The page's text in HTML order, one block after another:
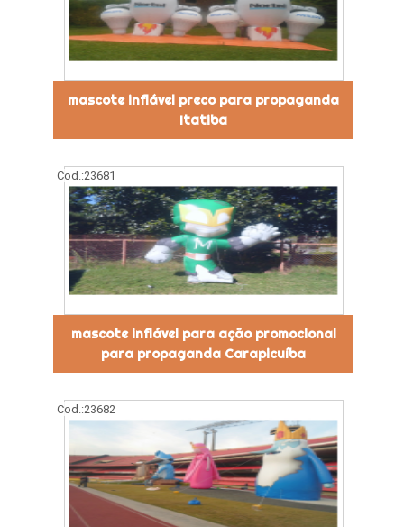
mascote inflável preco para propaganda
Itatiba
Cod.:23681
mascote inflável para ação promocional
para propaganda Carapicuíba
Cod.:23682